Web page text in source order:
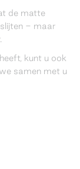
de matte
slijten - maar
kunt u ook
samen met u